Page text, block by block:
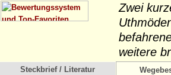
Zwei
weitere
Steckbrief / Literatur